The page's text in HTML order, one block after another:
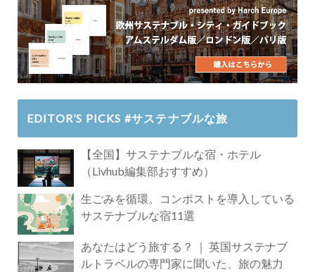
EDITOR’S PICKS #サステナブルな旅
【全国】サステナブルな宿・ホテル
（Livhub編集部おすすめ）
生ごみを循環。コンポストを導入している
サステナブルな宿11選
あなたはどう旅する？ ｜ 英国サステナブ
ルトラベルの専門家に聞いた、旅の魅力